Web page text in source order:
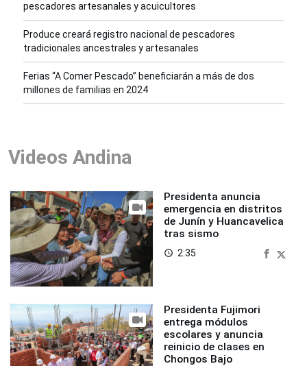
pescadores artesanales y acuicultores
Produce creará registro nacional de pescadores
tradicionales ancestrales y artesanales
Ferias “A Comer Pescado” beneficiarán a más de dos
millones de familias en 2024
Videos Andina
Presidenta anuncia
emergencia en distritos
de Junín y Huancavelica
tras sismo
access_time 2:35
Presidenta Fujimori
entrega módulos
escolares y anuncia
reinicio de clases en
Chongos Bajo